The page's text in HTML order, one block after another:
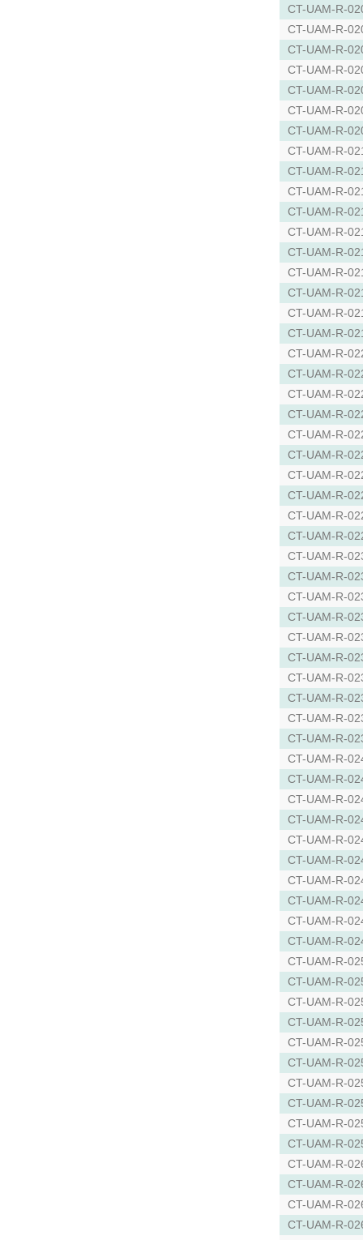
CT-UAM-R-
CT-UAM-R-
CT-UAM-R-
CT-UAM-R-
CT-UAM-R-
CT-UAM-R-
CT-UAM-R-
CT-UAM-R-
CT-UAM-R-
CT-UAM-R-
CT-UAM-R-
CT-UAM-R-
CT-UAM-R-
CT-UAM-R-
CT-UAM-R-
CT-UAM-R-
CT-UAM-R-
CT-UAM-R-
CT-UAM-R-
CT-UAM-R-
CT-UAM-R-
CT-UAM-R-
CT-UAM-R-
CT-UAM-R-
CT-UAM-R-
CT-UAM-R-
CT-UAM-R-
CT-UAM-R-
CT-UAM-R-
CT-UAM-R-
CT-UAM-R-
CT-UAM-R-
CT-UAM-R-
CT-UAM-R-
CT-UAM-R-
CT-UAM-R-
CT-UAM-R-
CT-UAM-R-
CT-UAM-R-
CT-UAM-R-
CT-UAM-R-
CT-UAM-R-
CT-UAM-R-
CT-UAM-R-
CT-UAM-R-
CT-UAM-R-
CT-UAM-R-
CT-UAM-R-
CT-UAM-R-
CT-UAM-R-
CT-UAM-R-
CT-UAM-R-
CT-UAM-R-
CT-UAM-R-
CT-UAM-R-
CT-UAM-R-
CT-UAM-R-
CT-UAM-R-
CT-UAM-R-
CT-UAM-R-
CT-UAM-R-